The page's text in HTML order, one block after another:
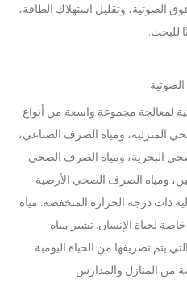
الصوتية، وتقليل استهلاك الطاقة،
للبحث.
لمعالجة مجموعة واسعة من أنواع
المنزلية، ومياه الصرف الصناعي،
البحرية، ومياه الصرف الصحي
ومياه الصرف الصحي الأرضية
ذات درجة الحرارة المنخفضة. مياه
لحياة الإنسان. تشير مياه
يتم تصريفها من الحياة اليومية
من المنازل والمدارس